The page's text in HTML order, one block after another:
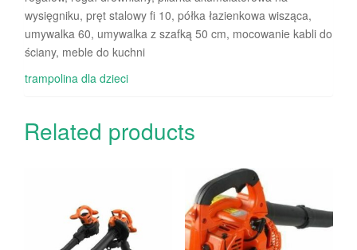
wysięgniku, pręt stalowy fi 10, półka łazienkowa wisząca,
umywalka 60, umywalka z szafką 50 cm, mocowanie kabli do
ściany, meble do kuchni
trampolina dla dzieci
Related products